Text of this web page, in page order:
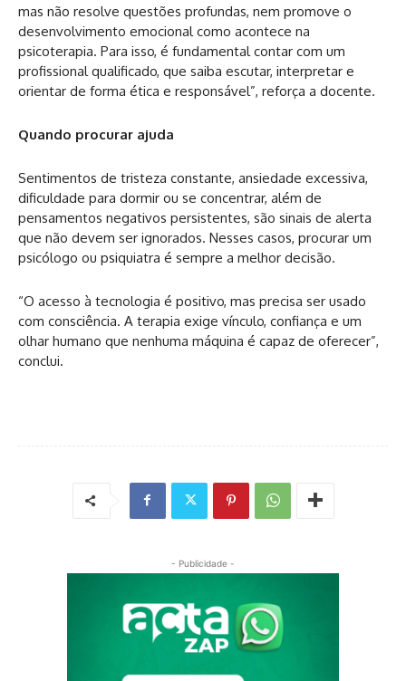
mas não resolve questões profundas, nem promove o
desenvolvimento emocional como acontece na
psicoterapia. Para isso, é fundamental contar com um
profissional qualificado, que saiba escutar, interpretar e
orientar de forma ética e responsável”, reforça a docente.
Quando procurar ajuda
Sentimentos de tristeza constante, ansiedade excessiva,
dificuldade para dormir ou se concentrar, além de
pensamentos negativos persistentes, são sinais de alerta
que não devem ser ignorados. Nesses casos, procurar um
psicólogo ou psiquiatra é sempre a melhor decisão.
“O acesso à tecnologia é positivo, mas precisa ser usado
com consciência. A terapia exige vínculo, confiança e um
olhar humano que nenhuma máquina é capaz de oferecer”,
conclui.
- Publicidade -